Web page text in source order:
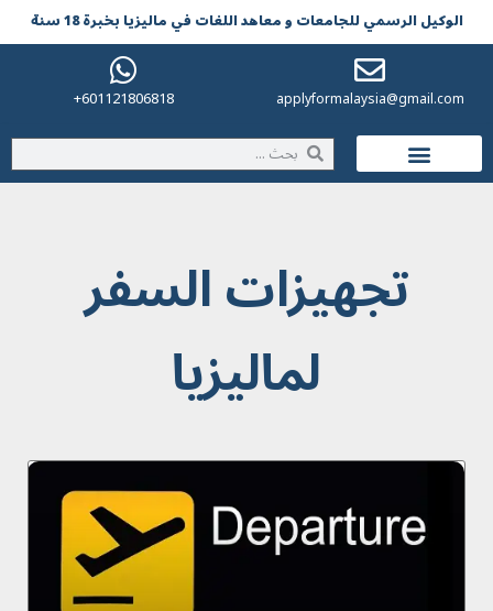
الوکیل الرسمي للجامعات و معاهد اللغات في مالیزیا بخبرة 18 سنة
applyformalaysia@gmail.com
601121806818+
تجهيزات السفر
لماليزيا